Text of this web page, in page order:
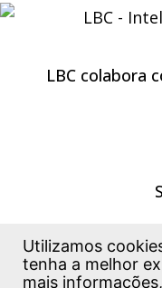
LBC colabora
Utilizamos
tenha a melhor
mais